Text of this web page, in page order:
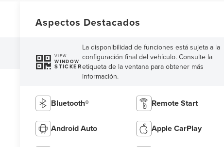
Aspectos Destacados
VIEW
WINDOW
STICKER
La disponibilidad de funciones está sujeta a la
configuración final del vehículo. Consulte la
etiqueta de la ventana para obtener más
información.
Bluetooth® Remote Start
Android Auto Apple CarPlay